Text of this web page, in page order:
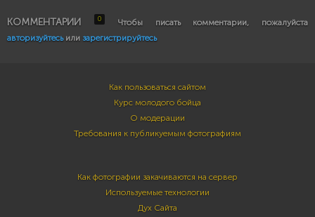
КОММЕНТАРИИ 0
Чтобы писать комментарии, пожалуйста
авторизуйтесьили зарегистрируйтесь
Как пользоваться сайтом
Курс молодого бойца
О модерации
Требования к публикуемым фотографиям
Как фотографии закачиваются на сервер
Используемые технологии
Дух Сайта